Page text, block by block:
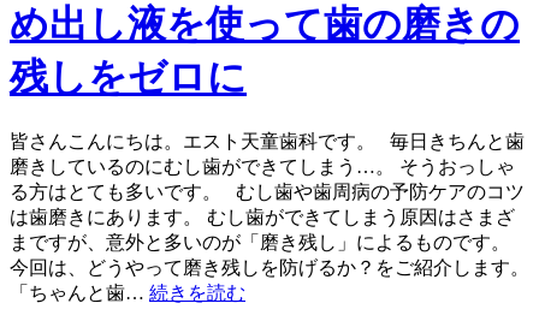
め出し液を使って歯の磨きの
残しをゼロに
皆さんこんにちは。エスト天童歯科です。 毎日きちんと歯
磨きしているのにむし歯ができてしまう…。 そうおっしゃ
る方はとても多いです。 むし歯や歯周病の予防ケアのコツ
は歯磨きにあります。 むし歯ができてしまう原因はさまざ
まですが、意外と多いのが「磨き残し」によるものです。
今回は、どうやって磨き残しを防げるか？をご紹介します。
「ちゃんと歯… 続きを読む